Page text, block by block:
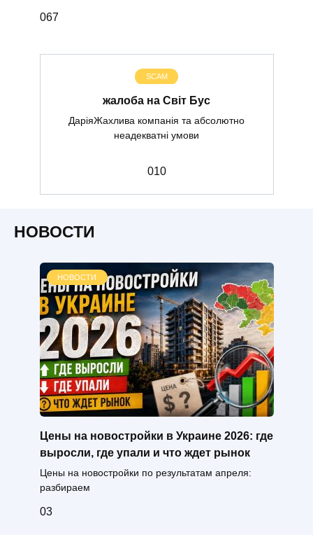
067
SCAM
жалоба на Світ Бус
ДаріяЖахлива компанія та абсолютно
неадекватні умови
010
НОВОСТИ
НОВОСТИ
Цены на новостройки в Украине 2026: где
выросли, где упали и что ждет рынок
Цены на новостройки по результатам апреля:
разбираем
03